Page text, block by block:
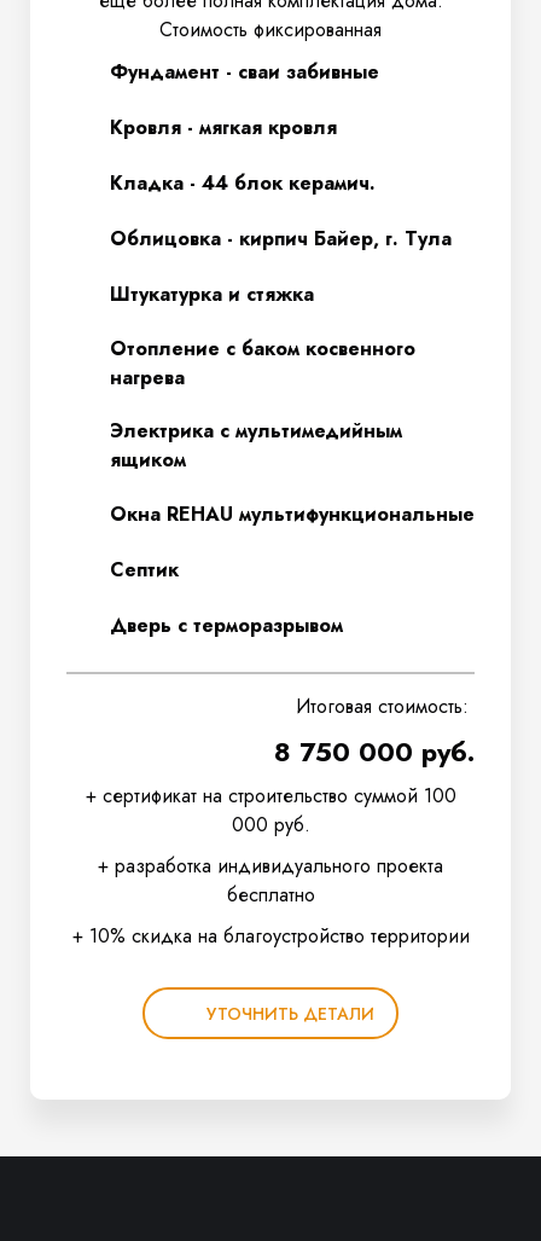
Стоимость фиксированная
Фундамент - сваи забивные
Кровля - мягкая кровля
Кладка - 44 блок керамич.
Облицовка - кирпич Байер, г. Тула
Штукатурка и стяжка
Отопление с баком косвенного
нагрева
Электрика с мультимедийным
ящиком
Окна REHAU мультифункциональные
Септик
Дверь с терморазрывом
Итоговая стоимость:
8 750 000 руб.
+ сертификат на строительство суммой 100
000 руб.
+ разработка индивидуального проекта
бесплатно
+ 10% скидка на благоустройство территории
УТОЧНИТЬ ДЕТАЛИ